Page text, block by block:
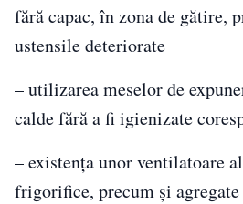
fără capac, în zona de gătire,
ustensile deteriorate
– utilizarea meselor de
calde fără a fi igienizate
– existența unor ventilatoare
frigorifice, precum și